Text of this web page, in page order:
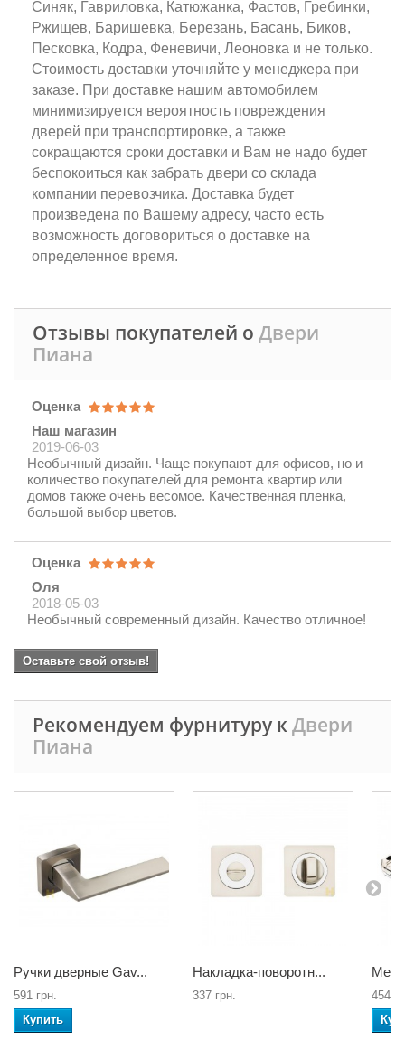
Синяк, Гавриловка, Катюжанка, Фастов, Гребинки,
Ржищев, Баришевка, Березань, Басань, Биков,
Песковка, Кодра, Феневичи, Леоновка и не только.
Стоимость доставки уточняйте у менеджера при
заказе. При доставке нашим автомобилем
минимизируется вероятность повреждения
дверей при транспортировке, а также
сокращаются сроки доставки и Вам не надо будет
беспокоиться как забрать двери со склада
компании перевозчика. Доставка будет
произведена по Вашему адресу, часто есть
возможность договориться о доставке на
определенное время.
Отзывы покупателей о Двери
Пиана
Оценка
Наш магазин
2019-06-03
Необычный дизайн. Чаще покупают для офисов, но и
количество покупателей для ремонта квартир или
домов также очень весомое. Качественная пленка,
большой выбор цветов.
Оценка
Оля
2018-05-03
Необычный современный дизайн. Качество отличное!
Оставьте свой отзыв!
Рекомендуем фурнитуру кДвери
Пиана
Ручки дверные Gav...
591 грн.
Купить
Накладка-поворотн...
337 грн.
454